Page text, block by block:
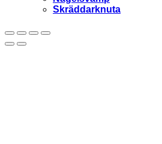
Skräddarknuta